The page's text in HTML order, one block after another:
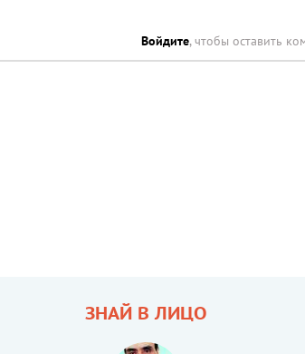
Войдите, чтобы оставить
ЗНАЙ В ЛИЦО